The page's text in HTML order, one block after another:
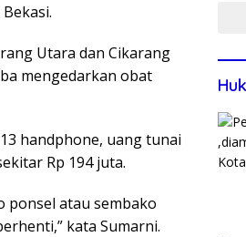
Utara dan Cikarang
mengedarkan obat
handphone, uang tunai
Rp 194 juta.
ponsel atau sembako
kata Sumarni.